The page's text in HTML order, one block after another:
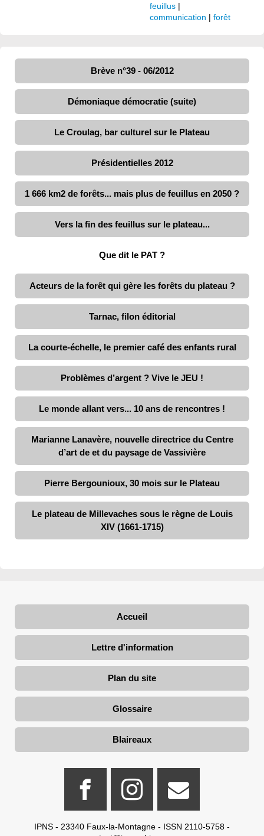
feuillus |
communication | forêt
Brève n°39 - 06/2012
Démoniaque démocratie (suite)
Le Croulag, bar culturel sur le Plateau
Présidentielles 2012
1 666 km2 de forêts... mais plus de feuillus en 2050 ?
Vers la fin des feuillus sur le plateau...
Que dit le PAT ?
Acteurs de la forêt qui gère les forêts du plateau ?
Tarnac, filon éditorial
La courte-échelle, le premier café des enfants rural
Problèmes d’argent ? Vive le JEU !
Le monde allant vers... 10 ans de rencontres !
Marianne Lanavère, nouvelle directrice du Centre
d’art de et du paysage de Vassivière
Pierre Bergounioux, 30 mois sur le Plateau
Le plateau de Millevaches sous le règne de Louis
XIV (1661-1715)
Accueil
Lettre d'information
Plan du site
Glossaire
Blaireaux
IPNS - 23340 Faux-la-Montagne - ISSN 2110-5758 -